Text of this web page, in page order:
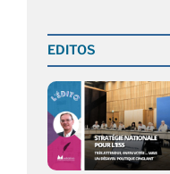
EDITOS